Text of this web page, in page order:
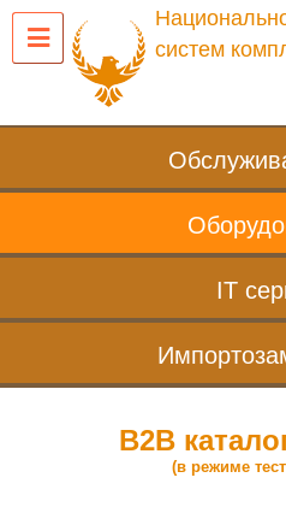
систем
IT
B2B
(в режиме